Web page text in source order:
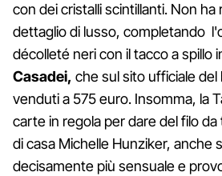
con dei cristalli scintillanti. Non ha
dettaglio di lusso, completando
décolleté neri con il tacco a spillo
Casadei, che sul sito ufficiale
venduti a 575 euro. Insomma, la
carte in regola per dare del filo
di casa Michelle Hunziker, anche
decisamente più sensuale e